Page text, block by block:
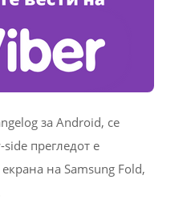
за Android, се
прегледот е
на Samsung Fold,